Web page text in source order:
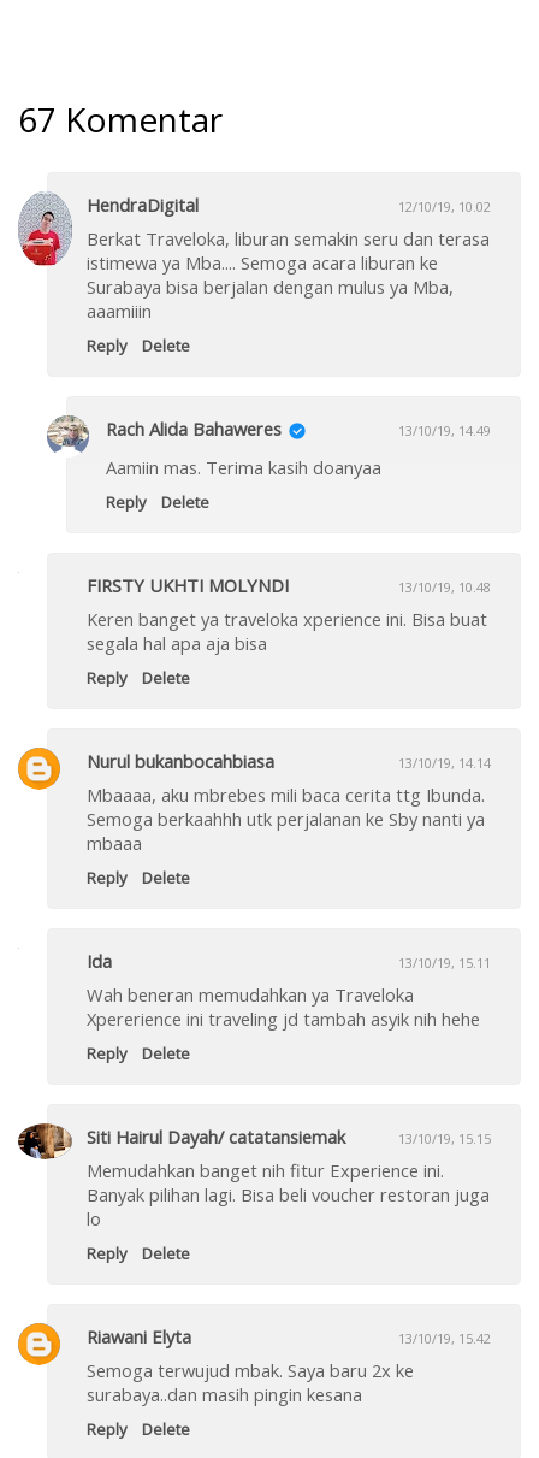
67 Komentar
HendraDigital 12/10/19, 10.02
Berkat Traveloka, liburan semakin seru dan terasa
istimewa ya Mba.... Semoga acara liburan ke
Surabaya bisa berjalan dengan mulus ya Mba,
aaamiiin
Reply Delete
Rach Alida Bahaweres 13/10/19, 14.49
Aamiin mas. Terima kasih doanyaa
Reply Delete
FIRSTY UKHTI MOLYNDI 13/10/19, 10.48
Keren banget ya traveloka xperience ini. Bisa buat
segala hal apa aja bisa
Reply Delete
Nurul bukanbocahbiasa 13/10/19, 14.14
Mbaaaa, aku mbrebes mili baca cerita ttg Ibunda.
Semoga berkaahhh utk perjalanan ke Sby nanti ya
mbaaa
Reply Delete
Ida 13/10/19, 15.11
Wah beneran memudahkan ya Traveloka
Xpererience ini traveling jd tambah asyik nih hehe
Reply Delete
Siti Hairul Dayah/ catatansiemak 13/10/19, 15.15
Memudahkan banget nih fitur Experience ini.
Banyak pilihan lagi. Bisa beli voucher restoran juga
lo
Reply Delete
Riawani Elyta 13/10/19, 15.42
Semoga terwujud mbak. Saya baru 2x ke
surabaya..dan masih pingin kesana
Reply Delete